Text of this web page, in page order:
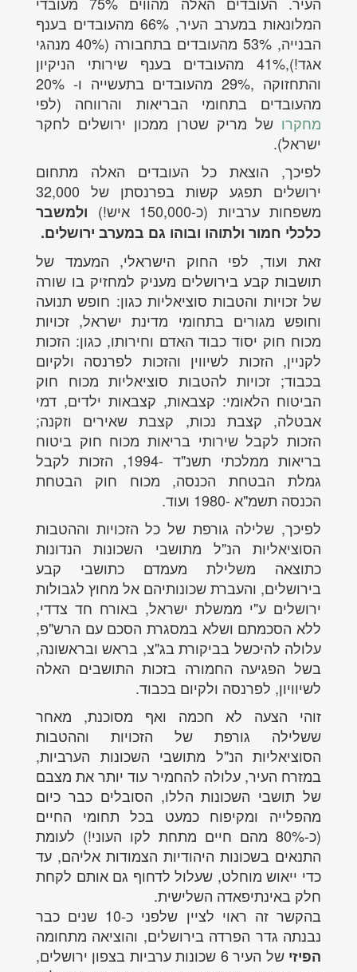
המלונאות במערב העיר, 66% מהעובדים בענף
הבנייה, 53% מהעובדים בתחבורה (40% מנהגי
אגד!),41% מהעובדים בענף שירותי הניקיון
והתחזוקה ,29% מהעובדים בתעשייה ו- 20%
מהעובדים בתחומי הבריאות והרווחה (לפי
מחקרושל מריק שטרן ממכון ירושלים לחקר
ישראל).
לפיכך, הוצאת כל העובדים האלה מתחום
ירושלים תפגע קשות בפרנסתן של 32,000
משפחות ערביות (כ-150,000 איש!)
ולמשבר
כלכלי חמור ולתוהו ובוהו גם במערב ירושלים.
זאת ועוד, לפי החוק הישראלי, המעמד של
תושבות קבע בירושלים מעניק למחזיק בו שורה
של זכויות והטבות סוציאליות כגון: חופש תנועה
וחופש מגורים בתחומי מדינת ישראל, זכויות
מכוח חוק יסוד כבוד האדם וחירותו, כגון: הזכות
לקניין, הזכות לשיווין והזכות לפרנסה ולקיום
בכבוד; זכויות להטבות סוציאליות מכוח חוק
הביטוח הלאומי: קצבאות, קצבאות ילדים, דמי
אבטלה, קצבת נכות, קצבת שאירים וזקנה;
הזכות לקבל שירותי בריאות מכוח חוק ביטוח
בריאות ממלכתי תשנ"ד -1994, הזכות לקבל
גמלת הבטחת הכנסה, מכוח חוק הבטחת
הכנסה תשמ"א -1980 ועוד.
לפיכך, שלילה גורפת של כל הזכויות וההטבות
הסוציאליות הנ"ל מתושבי השכונות הנדונות
כתוצאה משלילת מעמדם כתושבי קבע
בירושלים, והעברת שכונותיהם אל מחוץ לגבולות
ירושלים ע"י ממשלת ישראל, באורח חד צדדי,
ללא הסכמתם ושלא במסגרת הסכם עם הרש"פ,
עלולה להיכשל בביקורת בג"צ, בראש ובראשונה,
בשל הפגיעה החמורה בזכות התושבים האלה
לשיוויון, לפרנסה ולקיום בכבוד.
זוהי הצעה לא חכמה ואף מסוכנת, מאחר
ששלילה גורפת של הזכויות וההטבות
הסוציאליות הנ"ל מתושבי השכונות הערביות,
במזרח העיר, עלולה להחמיר עוד יותר את מצבם
של תושבי השכונות הללו, הסובלים כבר כיום
מהפלייה ומקיפוח כמעט בכל תחומי החיים
(כ-80% מהם חיים מתחת לקו העוני!) לעומת
התנאים בשכונות היהודיות הצמודות אליהם, עד
כדי ייאוש מוחלט, שעלול לדחוף גם אותם לקחת
חלק באינתיפאדה השלישית.
בהקשר זה ראוי לציין שלפני כ-10 שנים כבר
נבנתה גדר הפרדה בירושלים, והוציאה מתחומה
הפיזי
של העיר 6 שכונות ערביות בצפון ירושלים,